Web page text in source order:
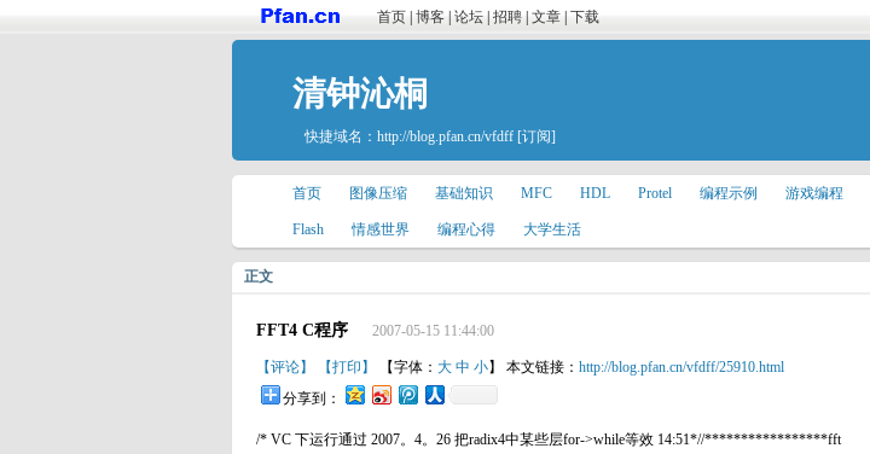
首页 博客 论坛 招聘 文章 下载
清钟沁桐
快捷域名： http://blog.pfan.cn/vfdff [订阅]
首页 图像压缩 基础知识 MFC HDL Protel 编程示例 游戏编程
Flash 情感世界 编程心得 大学生活
正文
FFT4 C程序 2007-05-15 11:44:00
【评论】 【打印】 【字体： 大 中 小】 本文链接： http://blog.pfan.cn/vfdff/25910.html
分享到：
/* VC 下运行通过 2007。4。26 把radix4中某些层for->while等效 14:51*//*****************fft